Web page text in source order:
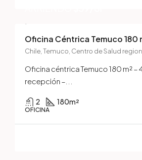
Oficina Céntrica Temuco 180
Oficina céntrica Temuco 180 m² –
recepción –...
2 180m²
OFICINA